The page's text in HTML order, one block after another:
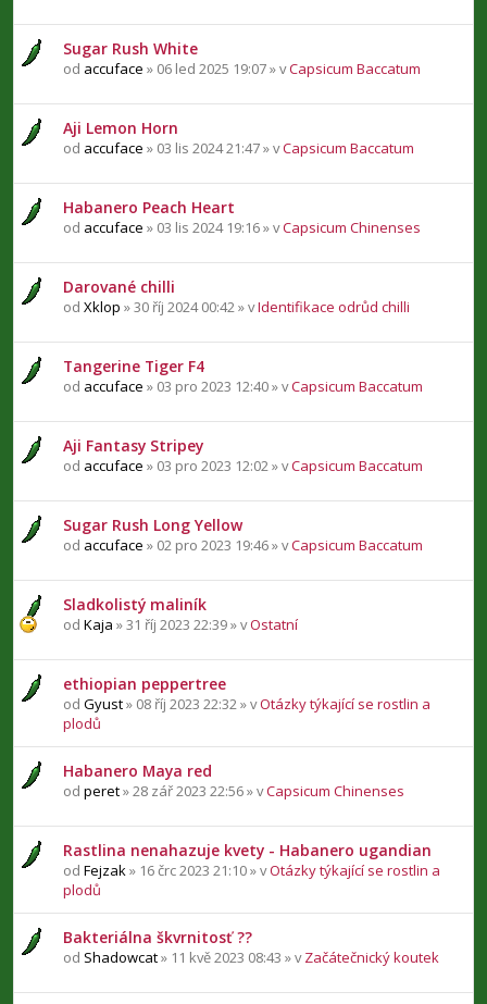
Sugar Rush White
od accuface » 06 led 2025 19:07 » vCapsicum Baccatum
Aji Lemon Horn
od accuface » 03 lis 2024 21:47 » vCapsicum Baccatum
Habanero Peach Heart
od accuface » 03 lis 2024 19:16 » vCapsicum Chinenses
Darované chilli
od Xklop » 30 říj 2024 00:42 » vIdentifikace odrůd chilli
Tangerine Tiger F4
od accuface » 03 pro 2023 12:40 » vCapsicum Baccatum
Aji Fantasy Stripey
od accuface » 03 pro 2023 12:02 » vCapsicum Baccatum
Sugar Rush Long Yellow
od accuface » 02 pro 2023 19:46 » vCapsicum Baccatum
Sladkolistý maliník
od Kaja » 31 říj 2023 22:39 » vOstatní
ethiopian peppertree
od Gyust» 08 říj 2023 22:32 » vOtázky týkající se rostlin a
plodů
Habanero Maya red
od peret» 28 zář 2023 22:56 » vCapsicum Chinenses
Rastlina nenahazuje kvety - Habanero ugandian
od Fejzak » 16 črc 2023 21:10 » vOtázky týkající se rostlin a
plodů
Bakteriálna škvrnitosť ??
od Shadowcat» 11 kvě 2023 08:43 » vZačátečnický koutek